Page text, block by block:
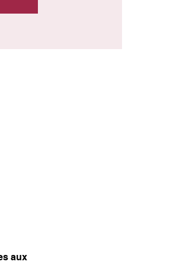
aux